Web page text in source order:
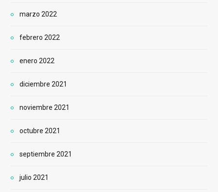
marzo 2022
febrero 2022
enero 2022
diciembre 2021
noviembre 2021
octubre 2021
septiembre 2021
julio 2021